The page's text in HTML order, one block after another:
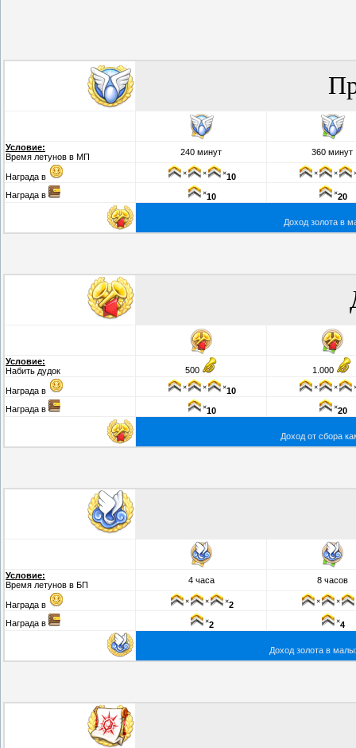
Условие:
Время летунов в МП
240 минут 360 минут
Награда в × × ×10 × ×
Награда в ×10 ×20
Доход золота в
Условие:
Набить дудок
500 1.000
Награда в × × ×10 × ×
Награда в ×10 ×20
Доход от сбора
Условие:
Время летунов в БП
4 часа 8 часов
Награда в × × ×2 × ×
Награда в ×2 ×4
Доход золота в